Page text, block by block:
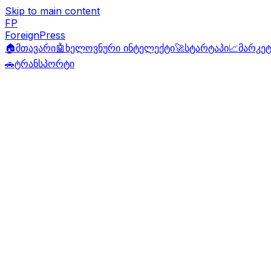
Skip to main content
FP
ForeignPress
🏠მთავარი🤖 ხელოვნური ინტელექტი🚀სტარტაპი📈
🚗ტრანსპორტი